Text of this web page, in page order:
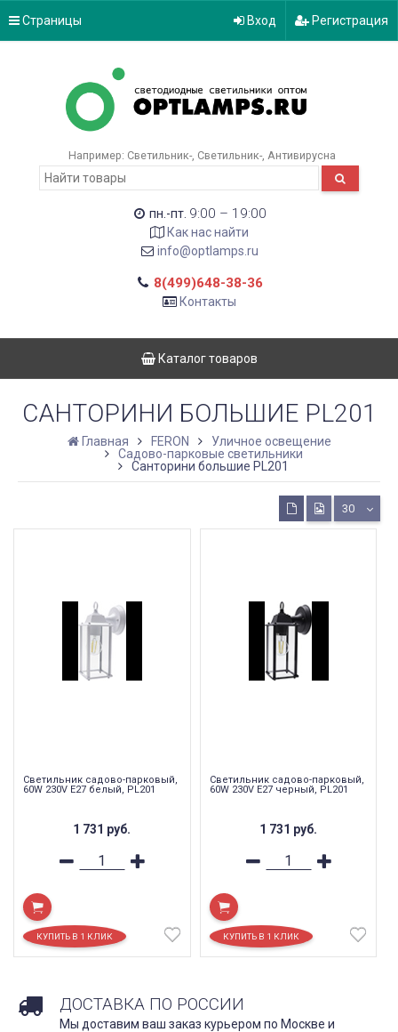
Страницы Вход Регистрация
Например: Светильник- Светильник- Антивирусна
пн.-пт. 9:00 – 19:00
Как нас найти
info@optlamps.ru
8(499)648-38-36
Контакты
Каталог товаров
САНТОРИНИ БОЛЬШИЕ PL201
Главная FERON
Уличное освещение
Садово-парковые светильники
Санторини большие PL201
30
Светильник садово-парковый,
60W 230V E27 белый, PL201
1 731 руб.
Светильник садово-парковый,
60W 230V E27 черный, PL201
1 731 руб.
ДОСТАВКА ПО РОССИИ
Мы доставим ваш заказ курьером по Москве и